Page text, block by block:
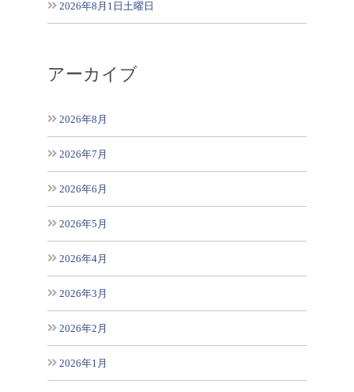
2026年8月1日土曜日
アーカイブ
2026年8月
2026年7月
2026年6月
2026年5月
2026年4月
2026年3月
2026年2月
2026年1月